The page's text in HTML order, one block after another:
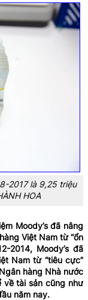
2017 là 9,25 triệu
HOA
Moody’s đã nâng
Việt Nam từ “ổn
2014, Moody’s đã
Nam từ “tiêu cực”
hàng Nhà nước
về tài sản cũng như
năm nay.